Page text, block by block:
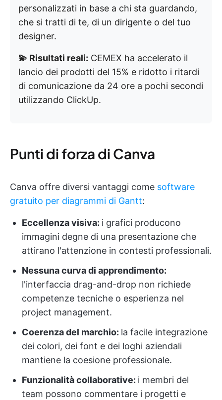
personalizzati in base a chi sta guardando,
che si tratti di te, di un dirigente o del tuo
designer.
💫 Risultati reali: CEMEX ha accelerato il
lancio dei prodotti del 15% e ridotto i ritardi
di comunicazione da 24 ore a pochi secondi
utilizzando ClickUp.
Punti di forza di Canva
Canva offre diversi vantaggi come software
gratuito per diagrammi di Gantt:
Eccellenza visiva: i grafici producono
immagini degne di una presentazione che
attirano l'attenzione in contesti professionali.
Nessuna curva di apprendimento:
l'interfaccia drag-and-drop non richiede
competenze tecniche o esperienza nel
project management.
Coerenza del marchio: la facile integrazione
dei colori, dei font e dei loghi aziendali
mantiene la coesione professionale.
Funzionalità collaborative: i membri del
team possono commentare i progetti e